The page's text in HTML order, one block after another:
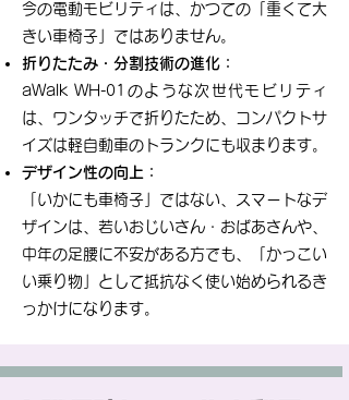
今の電動モビリティは、かつての「重くて大
きい車椅子」ではありません。
折りたたみ・分割技術の進化：
aWalk WH-01のような次世代モビリティ
は、ワンタッチで折りたため、コンパクトサ
イズは軽自動車のトランクにも収まります。
デザイン性の向上：
「いかにも車椅子」ではない、スマートなデ
ザインは、若いおじいさん・おばあさんや、
中年の足腰に不安がある方でも、「かっこい
い乗り物」として抵抗なく使い始められるき
っかけになります。